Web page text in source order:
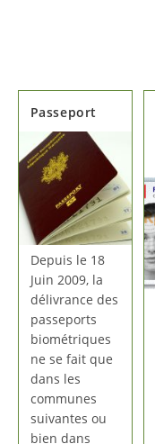
Passeport
Depuis le 18
Juin 2009, la
délivrance des
passeports
biométriques
ne se fait que
dans les
communes
suivantes ou
bien dans